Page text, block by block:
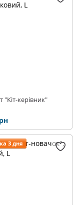
"Кіт-керівник"
3 дня